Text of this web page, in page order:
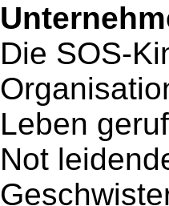
Die SOS-
Leben
Not